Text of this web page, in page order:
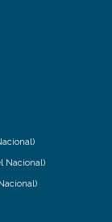
Nacional)